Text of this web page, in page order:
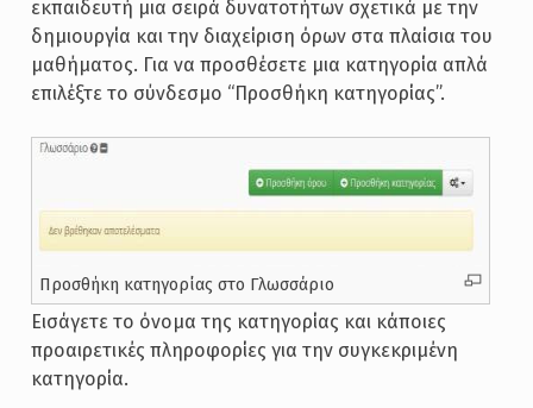
εκπαιδευτή μια σειρά δυνατοτήτων σχετικά με την
δημιουργία και την διαχείριση όρων στα πλαίσια του
μαθήματος. Για να προσθέσετε μια κατηγορία απλά
επιλέξτε το σύνδεσμο “Προσθήκη κατηγορίας”.
Προσθήκη κατηγορίας στο Γλωσσάριο
Εισάγετε το όνομα της κατηγορίας και κάποιες
προαιρετικές πληροφορίες για την συγκεκριμένη
κατηγορία.